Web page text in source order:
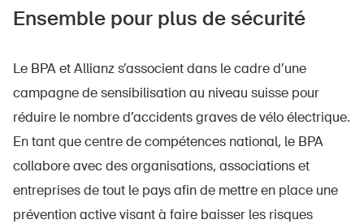
Ensemble pour plus de sécurité
Le BPA et Allianz s’associent dans le cadre d’une
campagne de sensibilisation au niveau suisse pour
réduire le nombre d’accidents graves de vélo électrique.
En tant que centre de compétences national, le BPA
collabore avec des organisations, associations et
entreprises de tout le pays afin de mettre en place une
prévention active visant à faire baisser les risques